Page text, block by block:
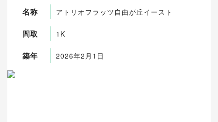
名称 アトリオフラッツ自由が丘イースト
間取 1K
築年 2026年2月1日